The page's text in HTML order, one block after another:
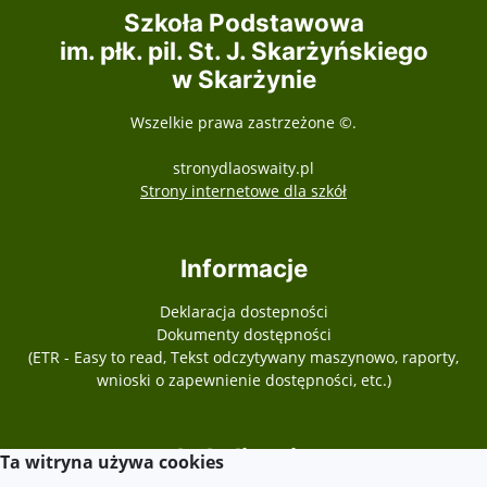
Szkoła Podstawowa
im. płk. pil. St. J. Skarżyńskiego
w Skarżynie
Wszelkie prawa zastrzeżone ©.
stronydlaoswaity.pl
Strony internetowe dla szkółotwiera się w
Informacje
Deklaracja dostepności
Dokumenty dostępności
(ETR - Easy to read, Tekst odczytywany maszynowo, raporty,
wnioski o zapewnienie dostępności, etc.)
Lokalizacja
Ta witryna używa cookies